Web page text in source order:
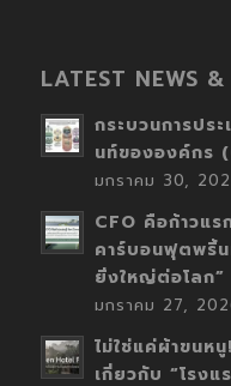
LATEST NEWS
กระบวนการปร
นท์ขององค์กร
มกราคม 30,
CFO คือก้าวแ
คาร์บอนฟุตพริ้
ยิ่งใหญ่ต่อโลก”
มกราคม 27,
ไม่ใช่แค่ผ้าขนห
เกี่ยวกับ “โรงแ